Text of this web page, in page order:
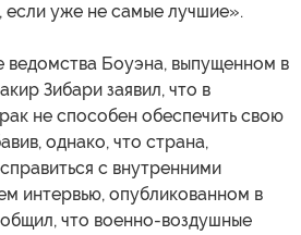
уже не самые лучшие».
ведомства Боуэна, выпущенном в
Зибари заявил, что в
не способен обеспечить свою
однако, что страна,
с внутренними
интервью, опубликованном в
что военно-воздушные